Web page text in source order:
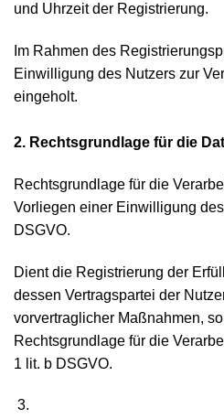
und Uhrzeit der Registrierung.
Im Rahmen des
Einwilligung des Nutzers zur
eingeholt.
2. Rechtsgrundlage für die
Rechtsgrundlage für die
Vorliegen einer Einwilligung
DSGVO.
Dient die Registrierung der
dessen Vertragspartei der
vorvertraglicher Maßnahmen,
Rechtsgrundlage für die
1 lit. b DSGVO.